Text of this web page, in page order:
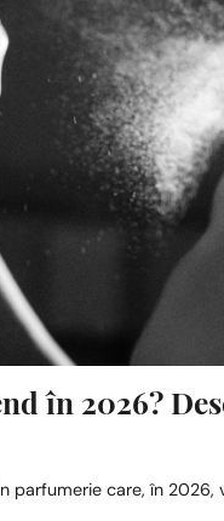
în 2026?
parfumerie care, în 2026,